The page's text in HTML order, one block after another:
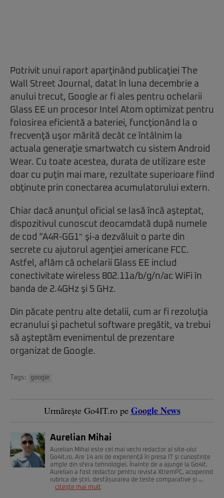
Potrivit unui raport aparţinând publicaţiei The
Wall Street Journal, datat în luna decembrie a
anului trecut, Google ar fi ales pentru ochelarii
Glass EE un procesor Intel Atom optimizat pentru
folosirea eficientă a bateriei, funcţionând la o
frecvenţă uşor mărită decât ce întâlnim la
actuala generaţie smartwatch cu sistem Android
Wear. Cu toate acestea, durata de utilizare este
doar cu puţin mai mare, rezultate superioare fiind
obţinute prin conectarea acumulatorului extern.
Chiar dacă anunţul oficial se lasă încă aşteptat,
dispozitivul cunoscut deocamdată după numele
de cod “A4R-GG1″ şi-a dezvăluit o parte din
secrete cu ajutorul agenţiei americane FCC.
Astfel, aflăm că ochelarii Glass EE includ
conectivitate wireless 802.11a/b/g/n/ac WiFi în
banda de 2.4GHz şi 5 GHz.
Din păcate pentru alte detalii, cum ar fi rezoluţia
ecranului şi pachetul software pregătit, va trebui
să aşteptăm evenimentul de prezentare
organizat de Google.
Tags: google
Urmărește Go4IT.ro pe Google News
Aurelian Mihai
Aurelian Mihai este cel mai vechi redactor al site-ului
Go4it.ro. Are 14 ani de experienţă în presa IT şi cunoștințe
ample din sfera tehnologiei. Înainte de a ajunge la Go4it,
Aurelian a fost redactor pentru revista XtremPC, acoperind
rubrica de știri, desfășurarea de teste comparative și ...
citește mai mult